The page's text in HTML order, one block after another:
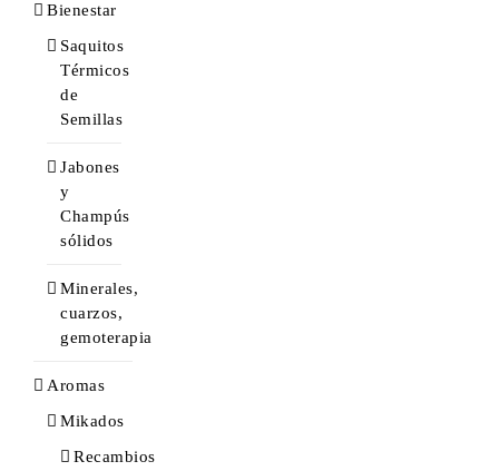
Bienestar
Saquitos
Térmicos
de
Semillas
Jabones
y
Champús
sólidos
Minerales,
cuarzos,
gemoterapia
Aromas
Mikados
Recambios